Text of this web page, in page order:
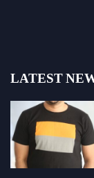
LATEST